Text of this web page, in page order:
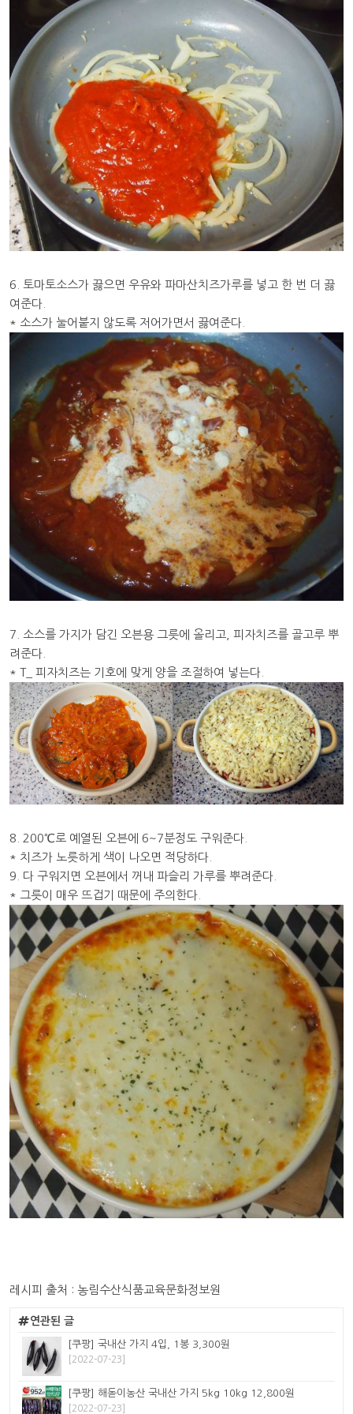
6. 토마토소스가 끓으면 우유와 파마산치즈가루를 넣고 한 번 더 끓
여준다.
* 소스가 눌어붙지 않도록 저어가면서 끓여준다.
7. 소스를 가지가 담긴 오븐용 그릇에 올리고, 피자치즈를 골고루 뿌
려준다.
* T_ 피자치즈는 기호에 맞게 양을 조절하여 넣는다.
8. 200℃로 예열된 오븐에 6~7분정도 구워준다.
* 치즈가 노릇하게 색이 나오면 적당하다.
9. 다 구워지면 오븐에서 꺼내 파슬리 가루를 뿌려준다.
* 그릇이 매우 뜨겁기 때문에 주의한다.
레시피 출처 : 농림수산식품교육문화정보원
연관된 글
[쿠팡] 국내산 가지 4입, 1봉 3,300원
[2022-07-23]
[쿠팡] 해돋이농산 국내산 가지 5kg 10kg 12,800원
[2022-07-23]